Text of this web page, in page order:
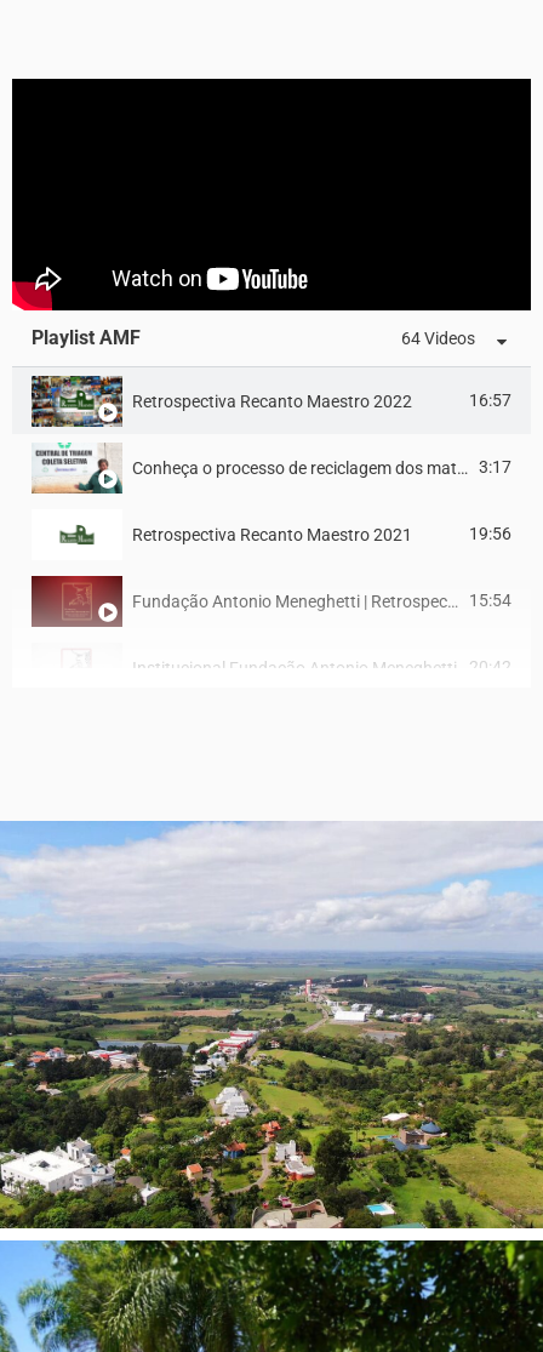
Playlist AMF 64 Videos
Retrospectiva Recanto Maestro 2022 16:57
Conheça o processo de reciclagem dos materiais separados pelo projeto Oikos 3:17
Retrospectiva Recanto Maestro 2021 19:56
Fundação Antonio Meneghetti | Retrospectiva 2021 15:54
Institucional Fundação Antonio Meneghetti 20:42
Pedagogia Ontopsicológica: Inovação em Competências Humanas 2:13
Prêmio FOIL 2023 2:21
5 Pilares de formação da AMF! 📚 11:24
Alta Formação Empresarial - 2023 2:02
O sucesso da sua empresa passa pelo Hotel Capo Zorial! 2:04
ONTOPSICOLOGIA MODULAR! 5:21
Vestibular AMF 2023 - Institucional 2:02